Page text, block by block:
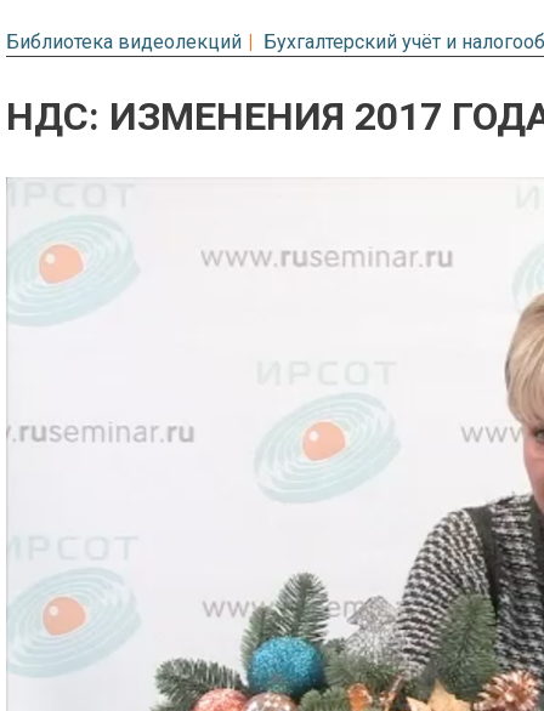
Библиотека видеолекций Бухгалтерский учёт и
НДС: ИЗМЕНЕНИЯ 2017
Предварительный просмотр.